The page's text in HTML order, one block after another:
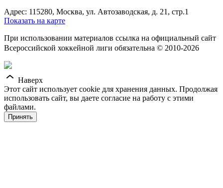
Адрес: 115280, Москва, ул. Автозаводская, д. 21, стр.1
Показать на карте
При использовании материалов ссылка на официальный сайт
Всероссийской хоккейной лиги обязательна © 2010-2026
Наверх
Этот сайт использует cookie для хранения данных. Продолжая
использовать сайт, вы даете согласие на работу с этими
файлами.
Принять